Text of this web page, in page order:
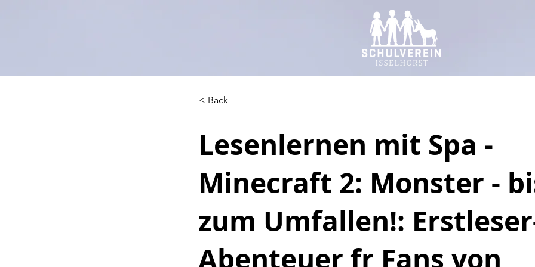
< Back
Lesenlernen mit Spa -
Minecraft 2: Monster -
zum Umfallen!:
Abenteuer fr Fans von